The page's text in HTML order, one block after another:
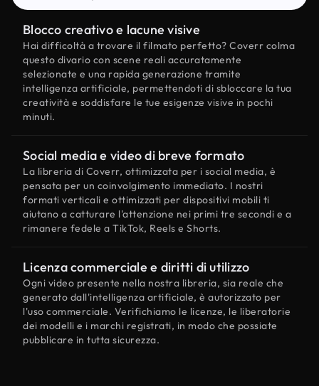
Blocco creativo e lacune visive
Hai difficoltà a trovare il filmato perfetto? Coverr colma
questo divario con scene reali accuratamente
selezionate e una rapida generazione tramite
intelligenza artificiale, permettendoti di sbloccare la tua
creatività e soddisfare le tue esigenze visive in pochi
minuti.
Social media e video di breve formato
La libreria di Coverr, ottimizzata per i social media, è
pensata per un coinvolgimento immediato. I nostri
formati verticali e ottimizzati per dispositivi mobili ti
aiutano a catturare l'attenzione nei primi tre secondi e a
rimanere fedele a TikTok, Reels e Shorts.
Licenza commerciale e diritti di utilizzo
Ogni video presente nella nostra libreria, sia reale che
generato dall'intelligenza artificiale, è autorizzato per
l'uso commerciale. Verifichiamo le licenze, le liberatorie
dei modelli e i marchi registrati, in modo che possiate
pubblicare in tutta sicurezza.